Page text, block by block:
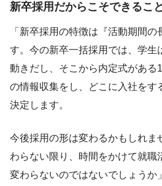
新卒採用だからこそできること
「新卒採用の特徴は『活動期間の
す。今の新卒一括採用では、学生
動きだし、そこから内定式がある
の情報収集をし、どこに入社をす
決定します。
今後採用の形は変わるかもしれま
わらない限り、時間をかけて就職
変わらないのではないでしょうか」